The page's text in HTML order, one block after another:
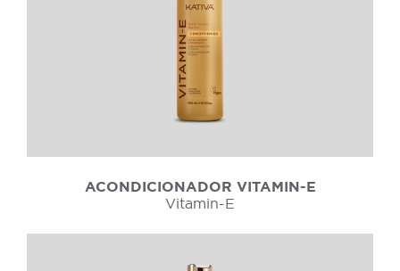
ACONDICIONADOR VITAMIN-E
Vitamin-E